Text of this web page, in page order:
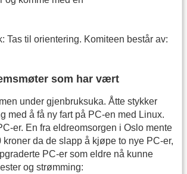
Tas til orientering. Komiteen består av:
som har vært
under gjenbruksuka. Åtte stykker
med å få ny fart på PC-en med Linux.
er. En fra eldreomsorgen i Oslo mente
kroner da de slapp å kjøpe to nye PC-er,
PC-er som eldre nå kunne
og strømming: